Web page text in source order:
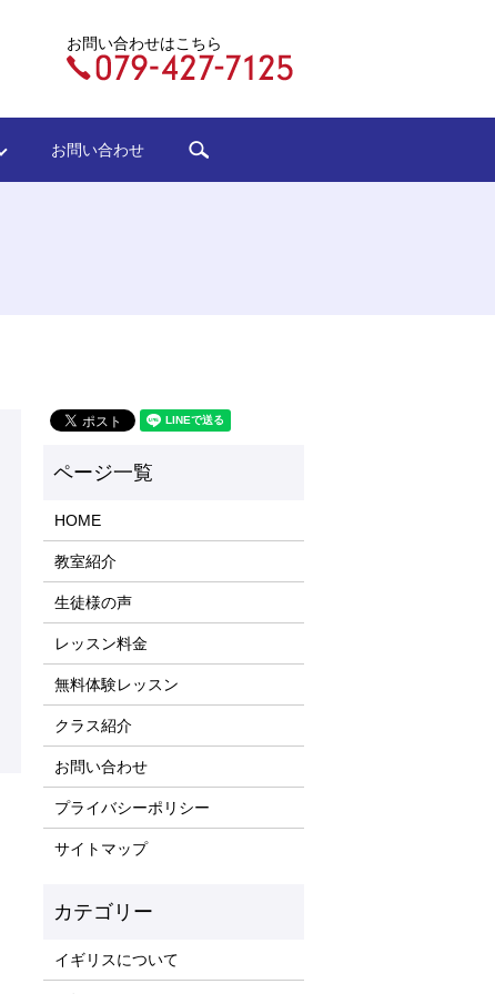
お問い合わせはこちら
お問い合わせ
HOME
教室紹介
生徒様の声
レッスン料金
無料体験レッスン
クラス紹介
お問い合わせ
プライバシーポリシー
サイトマップ
イギリスについて